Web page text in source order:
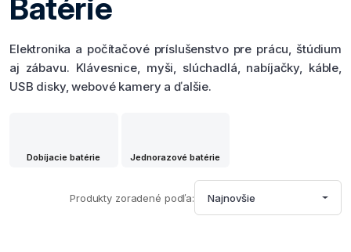
Batérie
Elektronika a počítačové príslušenstvo pre prácu, štúdium
aj zábavu. Klávesnice, myši, slúchadlá, nabíjačky, káble,
USB disky, webové kamery a ďalšie.
Dobíjacie batérie Jednorazové batérie
Produkty zoradené podľa: Najnovšie